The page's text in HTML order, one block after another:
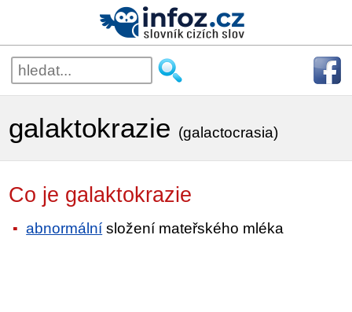
galaktokrazie (galactocrasia)
Co je galaktokrazie
abnormální složení mateřského mléka